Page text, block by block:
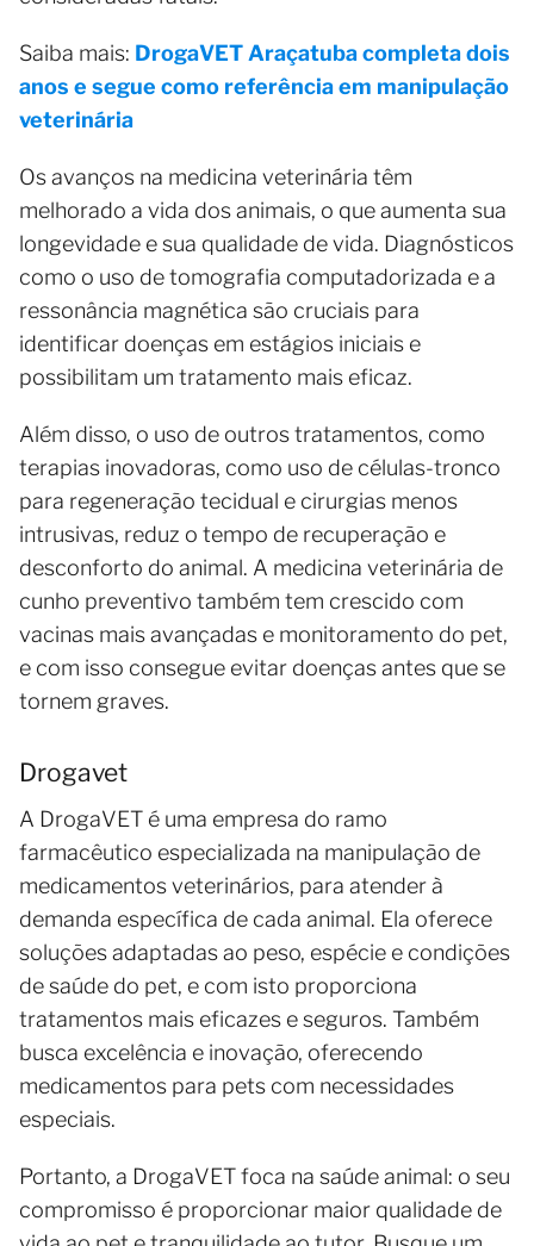
Saiba mais: DrogaVET Araçatuba completa dois
anos e segue como referência em manipulação
veterinária
Os avanços na medicina veterinária têm
melhorado a vida dos animais, o que aumenta sua
longevidade e sua qualidade de vida. Diagnósticos
como o uso de tomografia computadorizada e a
ressonância magnética são cruciais para
identificar doenças em estágios iniciais e
possibilitam um tratamento mais eficaz.
Além disso, o uso de outros tratamentos, como
terapias inovadoras, como uso de células-tronco
para regeneração tecidual e cirurgias menos
intrusivas, reduz o tempo de recuperação e
desconforto do animal. A medicina veterinária de
cunho preventivo também tem crescido com
vacinas mais avançadas e monitoramento do pet,
e com isso consegue evitar doenças antes que se
tornem graves.
Drogavet
A DrogaVET é uma empresa do ramo
farmacêutico especializada na manipulação de
medicamentos veterinários, para atender à
demanda específica de cada animal. Ela oferece
soluções adaptadas ao peso, espécie e condições
de saúde do pet, e com isto proporciona
tratamentos mais eficazes e seguros. Também
busca excelência e inovação, oferecendo
medicamentos para pets com necessidades
especiais.
Portanto, a DrogaVET foca na saúde animal: o seu
compromisso é proporcionar maior qualidade de